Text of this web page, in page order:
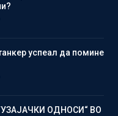
успеал да помине
ОДНОСИ“ ВО